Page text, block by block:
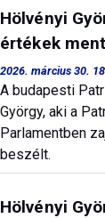
Hölvényi
értékek
2026. március 30.
A budapesti
György, aki a
Parlamentben
beszélt.
Hölvényi